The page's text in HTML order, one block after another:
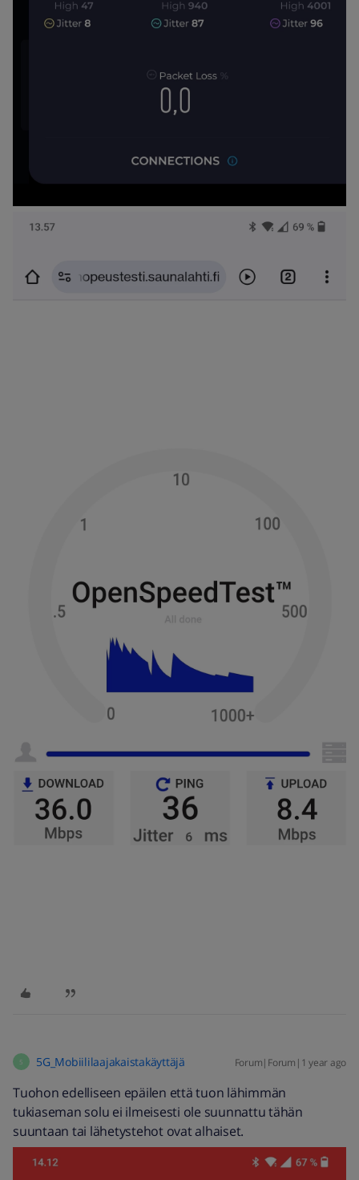
5 5G_Mobiililaajakaistakäyttäjä Forum|Forum|1 year ago
Tuohon edelliseen epäilen että tuon lähimmän
tukiaseman solu ei ilmeisesti ole suunnattu tähän
suuntaan tai lähetystehot ovat alhaiset.